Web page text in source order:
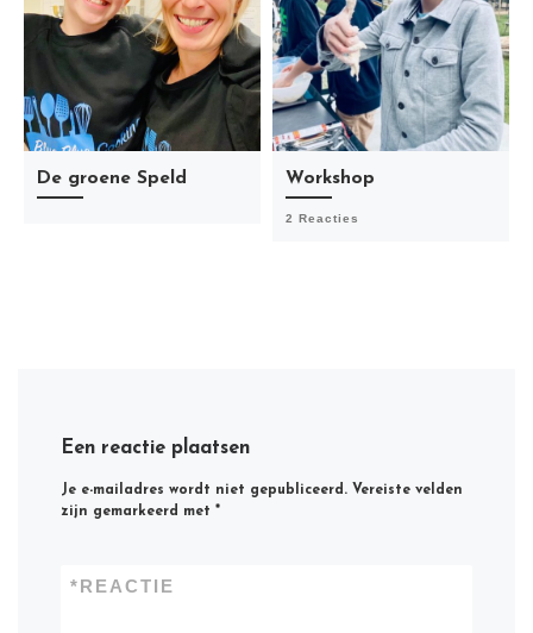
De groene Speld Workshop
2 Reacties
Een reactie plaatsen
Je e-mailadres wordt niet gepubliceerd. Vereiste velden
zijn gemarkeerd met*
REACTIE
*